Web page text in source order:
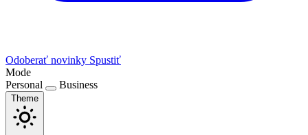
Odoberať novinky Spustiť
Mode
Personal
Business
Theme